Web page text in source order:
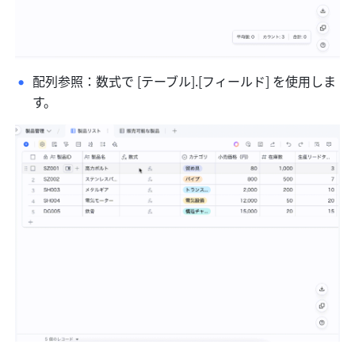
配列参照：数式で [テーブル].[フィールド] を使用しま
す。